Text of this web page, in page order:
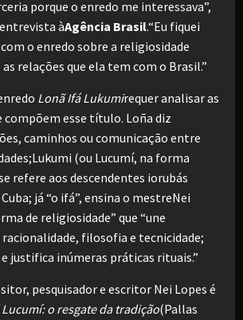
porque o enredo me interessava”,
àAgência Brasil.“Eu fiquei
o enredo sobre a religiosidade
relações que ela tem com o Brasil.”
Lonã Ifá Lukumirequer analisar as
compõem esse título. Loña diz
caminhos ou comunicação entre
(ou Lucumí, na forma
refere aos descendentes iorubás
já “o ifá”, ensina o mestreNei
de religiosidade” que “une
filosofia e tecnicidade;
justifica inúmeras práticas rituais.”
pesquisador e escritor Nei Lopes é
Lucumí: o resgate da tradição(Pallas